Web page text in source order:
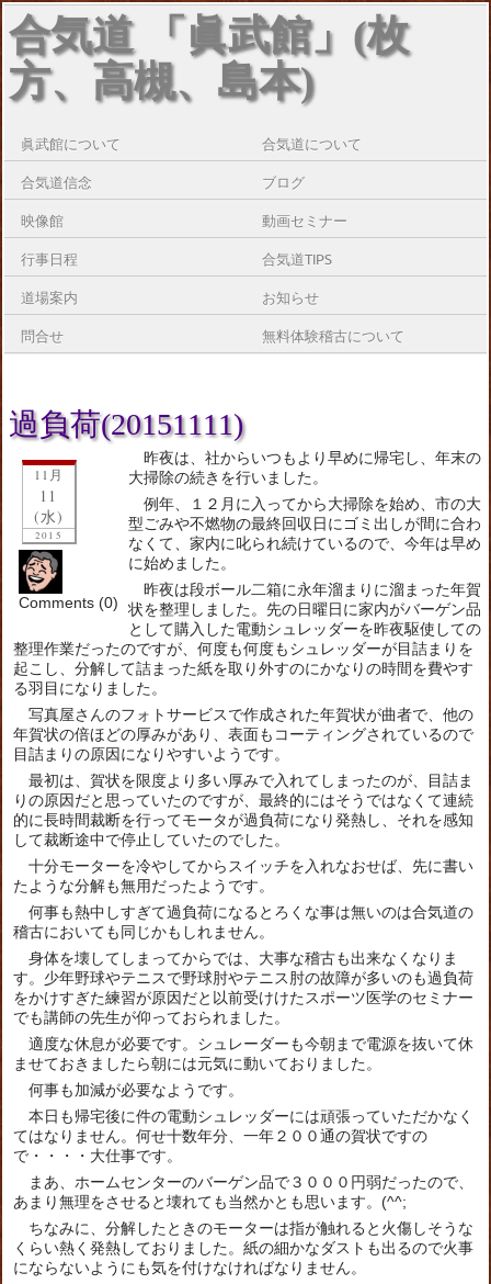
合気道 「眞武館」(枚
方、高槻、島本)
眞武館について 合気道について
合気道信念 ブログ
映像館 動画セミナー
行事日程 合気道TIPS
道場案内 お知らせ
問合せ 無料体験稽古について
過負荷(20151111)
11月
11
(水)
2015
Comments (0)
昨夜は、社からいつもより早めに帰宅し、年末の
大掃除の続きを行いました。
例年、１２月に入ってから大掃除を始め、市の大
型ごみや不燃物の最終回収日にゴミ出しが間に合わ
なくて、家内に叱られ続けているので、今年は早め
に始めました。
昨夜は段ボール二箱に永年溜まりに溜まった年賀
状を整理しました。先の日曜日に家内がバーゲン品
として購入した電動シュレッダーを昨夜駆使しての
整理作業だったのですが、何度も何度もシュレッダーが目詰まりを
起こし、分解して詰まった紙を取り外すのにかなりの時間を費やす
る羽目になりました。
写真屋さんのフォトサービスで作成された年賀状が曲者で、他の
年賀状の倍ほどの厚みがあり、表面もコーティングされているので
目詰まりの原因になりやすいようです。
最初は、賀状を限度より多い厚みで入れてしまったのが、目詰ま
りの原因だと思っていたのですが、最終的にはそうではなくて連続
的に長時間裁断を行ってモータが過負荷になり発熱し、それを感知
して裁断途中で停止していたのでした。
十分モーターを冷やしてからスイッチを入れなおせば、先に書い
たような分解も無用だったようです。
何事も熱中しすぎて過負荷になるとろくな事は無いのは合気道の
稽古においても同じかもしれません。
身体を壊してしまってからでは、大事な稽古も出来なくなりま
す。少年野球やテニスで野球肘やテニス肘の故障が多いのも過負荷
をかけすぎた練習が原因だと以前受けけたスポーツ医学のセミナー
でも講師の先生が仰っておられました。
適度な休息が必要です。シュレーダーも今朝まで電源を抜いて休
ませておきましたら朝には元気に動いておりました。
何事も加減が必要なようです。
本日も帰宅後に件の電動シュレッダーには頑張っていただかなく
てはなりません。何せ十数年分、一年２００通の賀状ですの
で・・・・大仕事です。
まあ、ホームセンターのバーゲン品で３０００円弱だったので、
あまり無理をさせると壊れても当然かとも思います。(^^;
ちなみに、分解したときのモーターは指が触れると火傷しそうな
くらい熱く発熱しておりました。紙の細かなダストも出るので火事
にならないようにも気を付けなければなりません。